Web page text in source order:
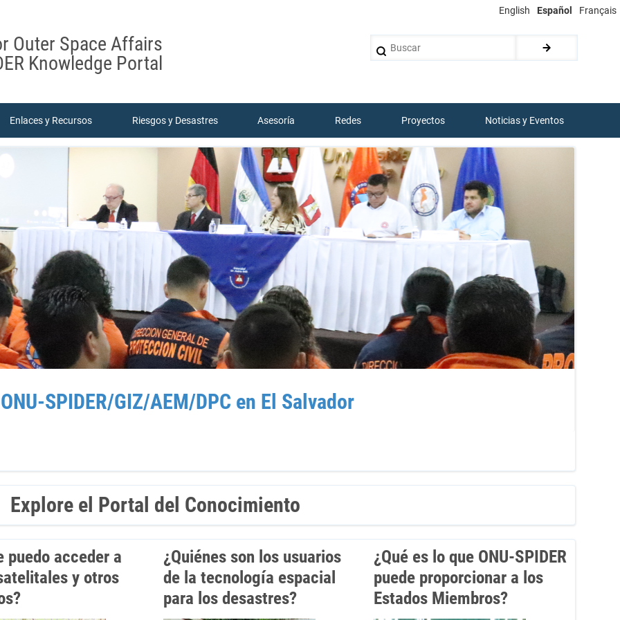
English Español Français
Outer Space Affairs
Knowledge Portal
Enlaces y Recursos Riesgos y Desastres Asesoría Redes Proyectos Noticias y Eventos
SPIDER/GIZ/AEM/DPC en El Salvador
Explore el Portal del Conocimiento
puedo acceder a
y otros
¿Quiénes son los usuarios
de la tecnología espacial
para los desastres?
¿Qué es lo que ONU-SPIDER
puede proporcionar a los
Estados Miembros?